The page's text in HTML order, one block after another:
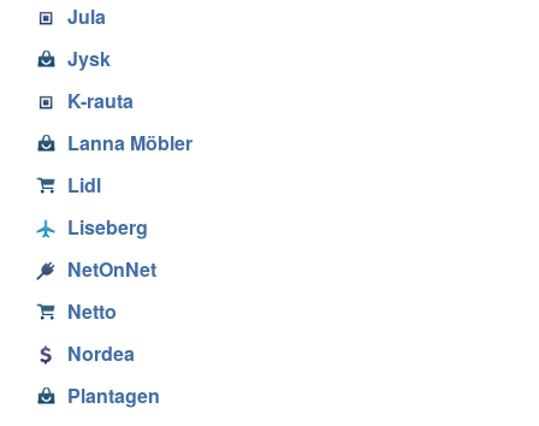
Jula
Jysk
K-rauta
Lanna Möbler
Lidl
Liseberg
NetOnNet
Netto
Nordea
Plantagen